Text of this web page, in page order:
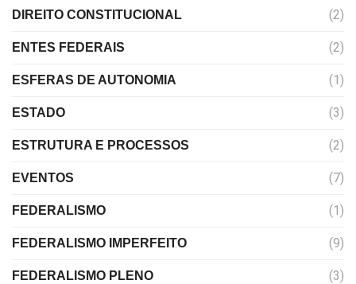
DIREITO CONSTITUCIONAL (2)
ENTES FEDERAIS (2)
ESFERAS DE AUTONOMIA (1)
ESTADO (3)
ESTRUTURA E PROCESSOS (2)
EVENTOS (7)
FEDERALISMO (1)
FEDERALISMO IMPERFEITO (9)
FEDERALISMO PLENO (3)